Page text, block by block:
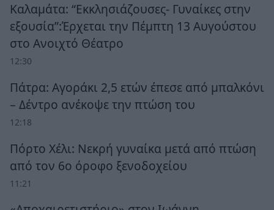
Καλαμάτα: “Εκκλησιάζουσες- Γυναίκες στην
εξουσία”:Έρχεται την Πέμπτη 13 Αυγούστου
στο Ανοιχτό Θέατρο
12:30
Πάτρα: Αγοράκι 2,5 ετών έπεσε από μπαλκόνι
– Δέντρο ανέκοψε την πτώση του
12:18
Πόρτο Χέλι: Νεκρή γυναίκα μετά από πτώση
από τον 6ο όροφο ξενοδοχείου
11:21